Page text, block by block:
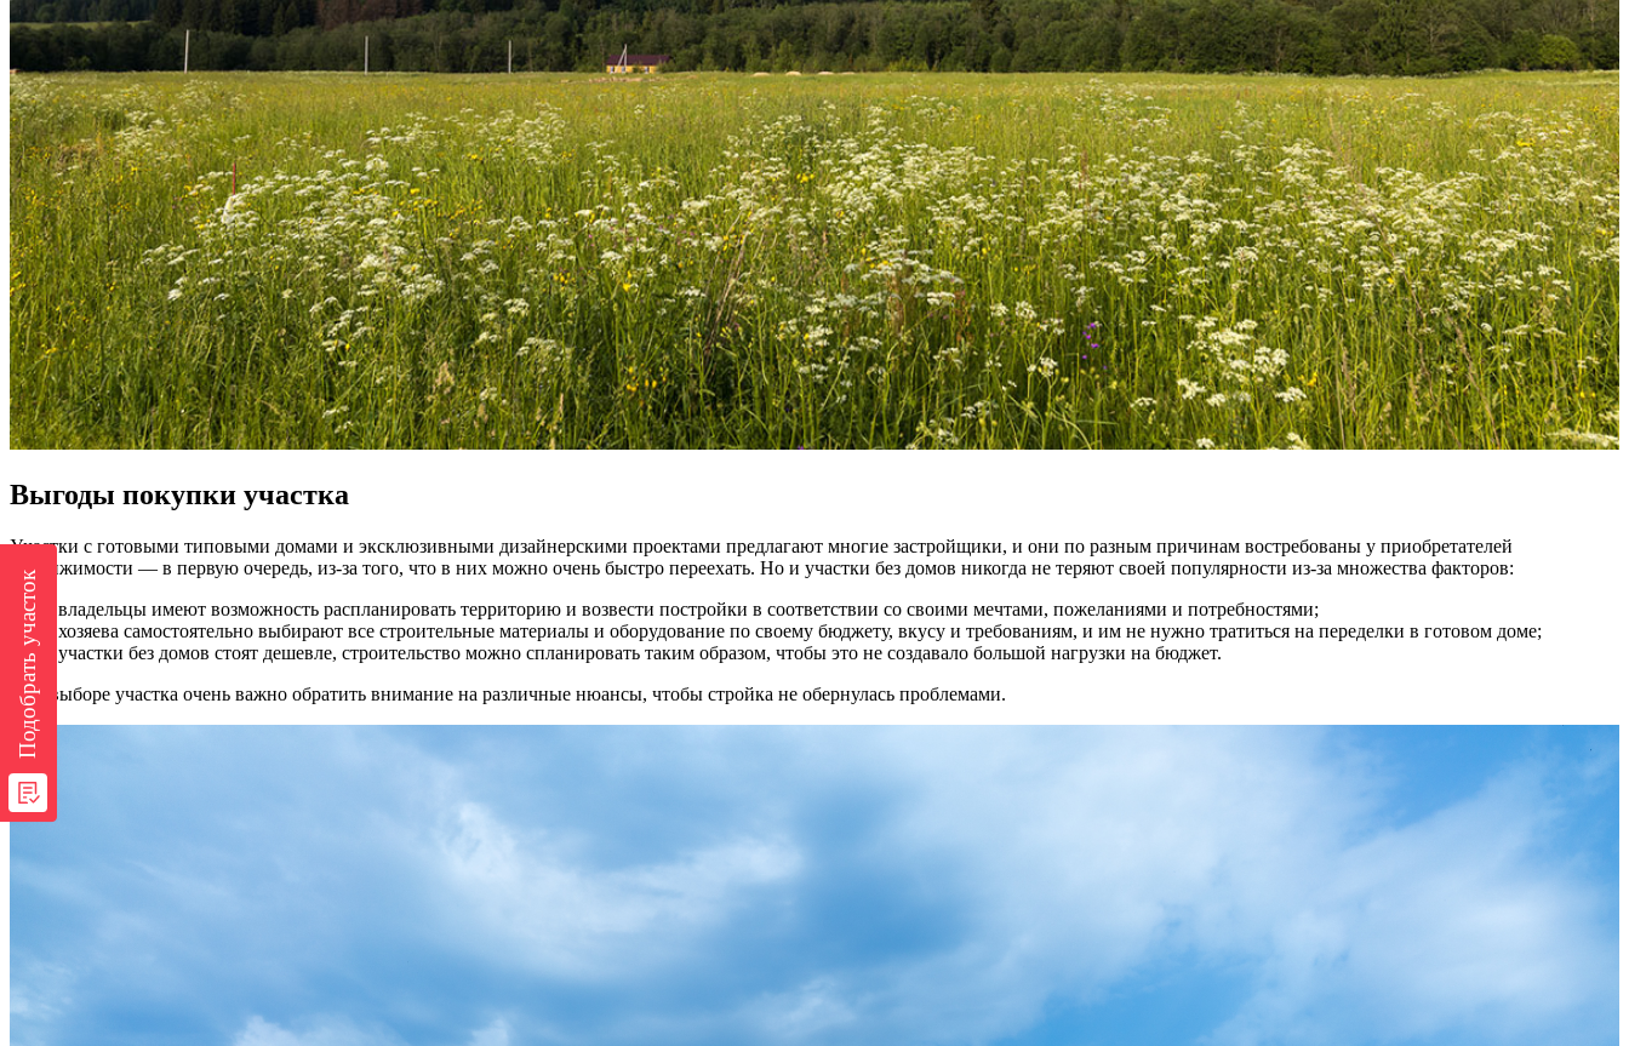
Подобрать участок
Выгоды покупки участка
Участки с готовыми типовыми домами и эксклюзивными дизайнерскими проектами предлагают многие застройщики, и они по разным причинам востребованы у приобретателей
недвижимости — в первую очередь, из-за того, что в них можно очень быстро переехать. Но и участки без домов никогда не теряют своей популярности из-за множества факторов:
владельцы имеют возможность распланировать территорию и возвести постройки в соответствии со своими мечтами, пожеланиями и потребностями;
хозяева самостоятельно выбирают все строительные материалы и оборудование по своему бюджету, вкусу и требованиям, и им не нужно тратиться на переделки в готовом доме;
участки без домов стоят дешевле, строительство можно спланировать таким образом, чтобы это не создавало большой нагрузки на бюджет.
При выборе участка очень важно обратить внимание на различные нюансы, чтобы стройка не обернулась проблемами.